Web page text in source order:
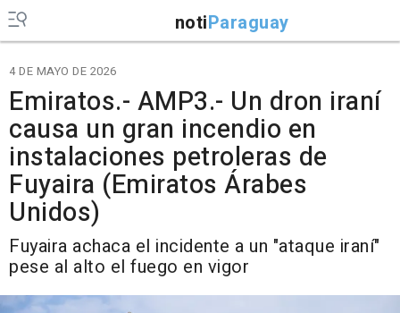
notiParaguay
4 DE MAYO DE 2026
Emiratos.- AMP3.- Un dron iraní
causa un gran incendio en
instalaciones petroleras de
Fuyaira (Emiratos Árabes
Unidos)
Fuyaira achaca el incidente a un "ataque iraní"
pese al alto el fuego en vigor